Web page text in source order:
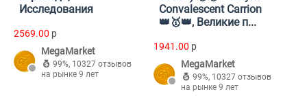
Исследования
2569.00 p
MegaMarket
99%, 10327 отзывов
на рынке 9 лет
Convalescent Carrion
👑🥇👑, Великие п...
1941.00 p
MegaMarket
99%, 10327 отзывов
на рынке 9 лет